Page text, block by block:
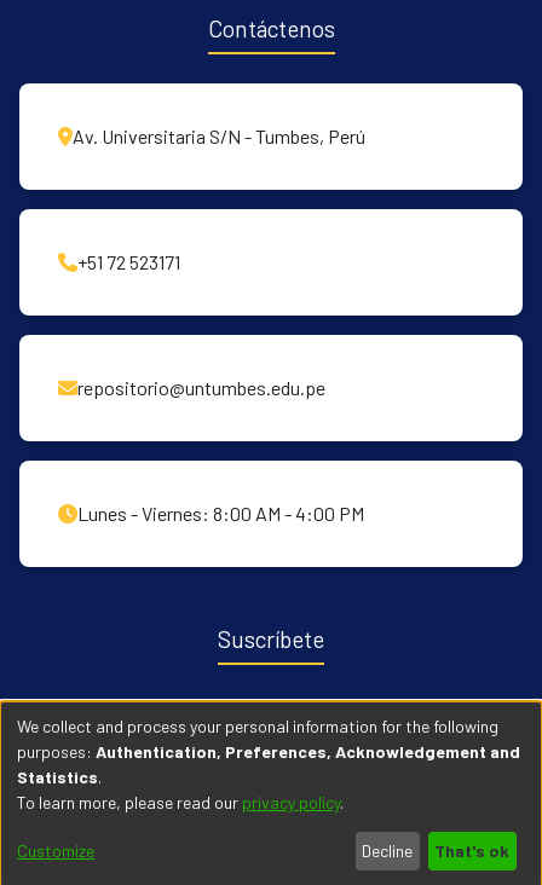
Contáctenos
Av. Universitaria S/N - Tumbes, Perú
+51 72 523171
repositorio@untumbes.edu.pe
Lunes - Viernes: 8:00 AM - 4:00 PM
Suscríbete
Recibe notificaciones sobre nuevas publicaciones y eventos
relacionados con el repositorio. ingresa Aqui →
We collect and process your personal information for the following
purposes: Authentication, Preferences, Acknowledgement and
Statistics.
To learn more, please read our privacy policy.
Customize Decline That's ok